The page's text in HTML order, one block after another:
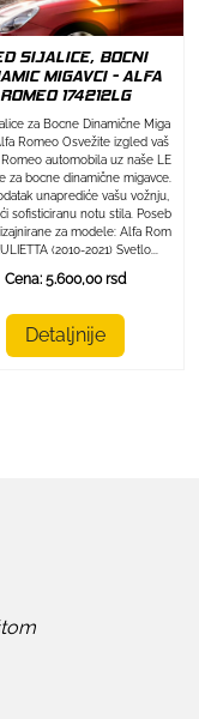
SIJALICE, BOCNI
MIGAVCI - ALFA
ROMEO 174212LG
za Bocne Dinamične Miga
Romeo Osvežite izgled vaš
automobila uz naše LE
za bocne dinamične migavce.
unaprediće vašu vožnju,
sofisticiranu notu stila. Poseb
za modele: Alfa Rom
(2010-2021) Svetlo...
Cena: 5.600,00 rsd
Detaljnije